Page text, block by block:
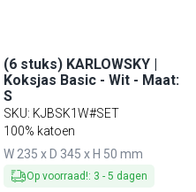
(6 stuks) KARLOWSKY |
Koksjas Basic - Wit - Maat:
S
SKU: KJBSK1W#SET
100% katoen
W 235 x D 345 x H 50 mm
Op voorraad!: 3 -5 dagen